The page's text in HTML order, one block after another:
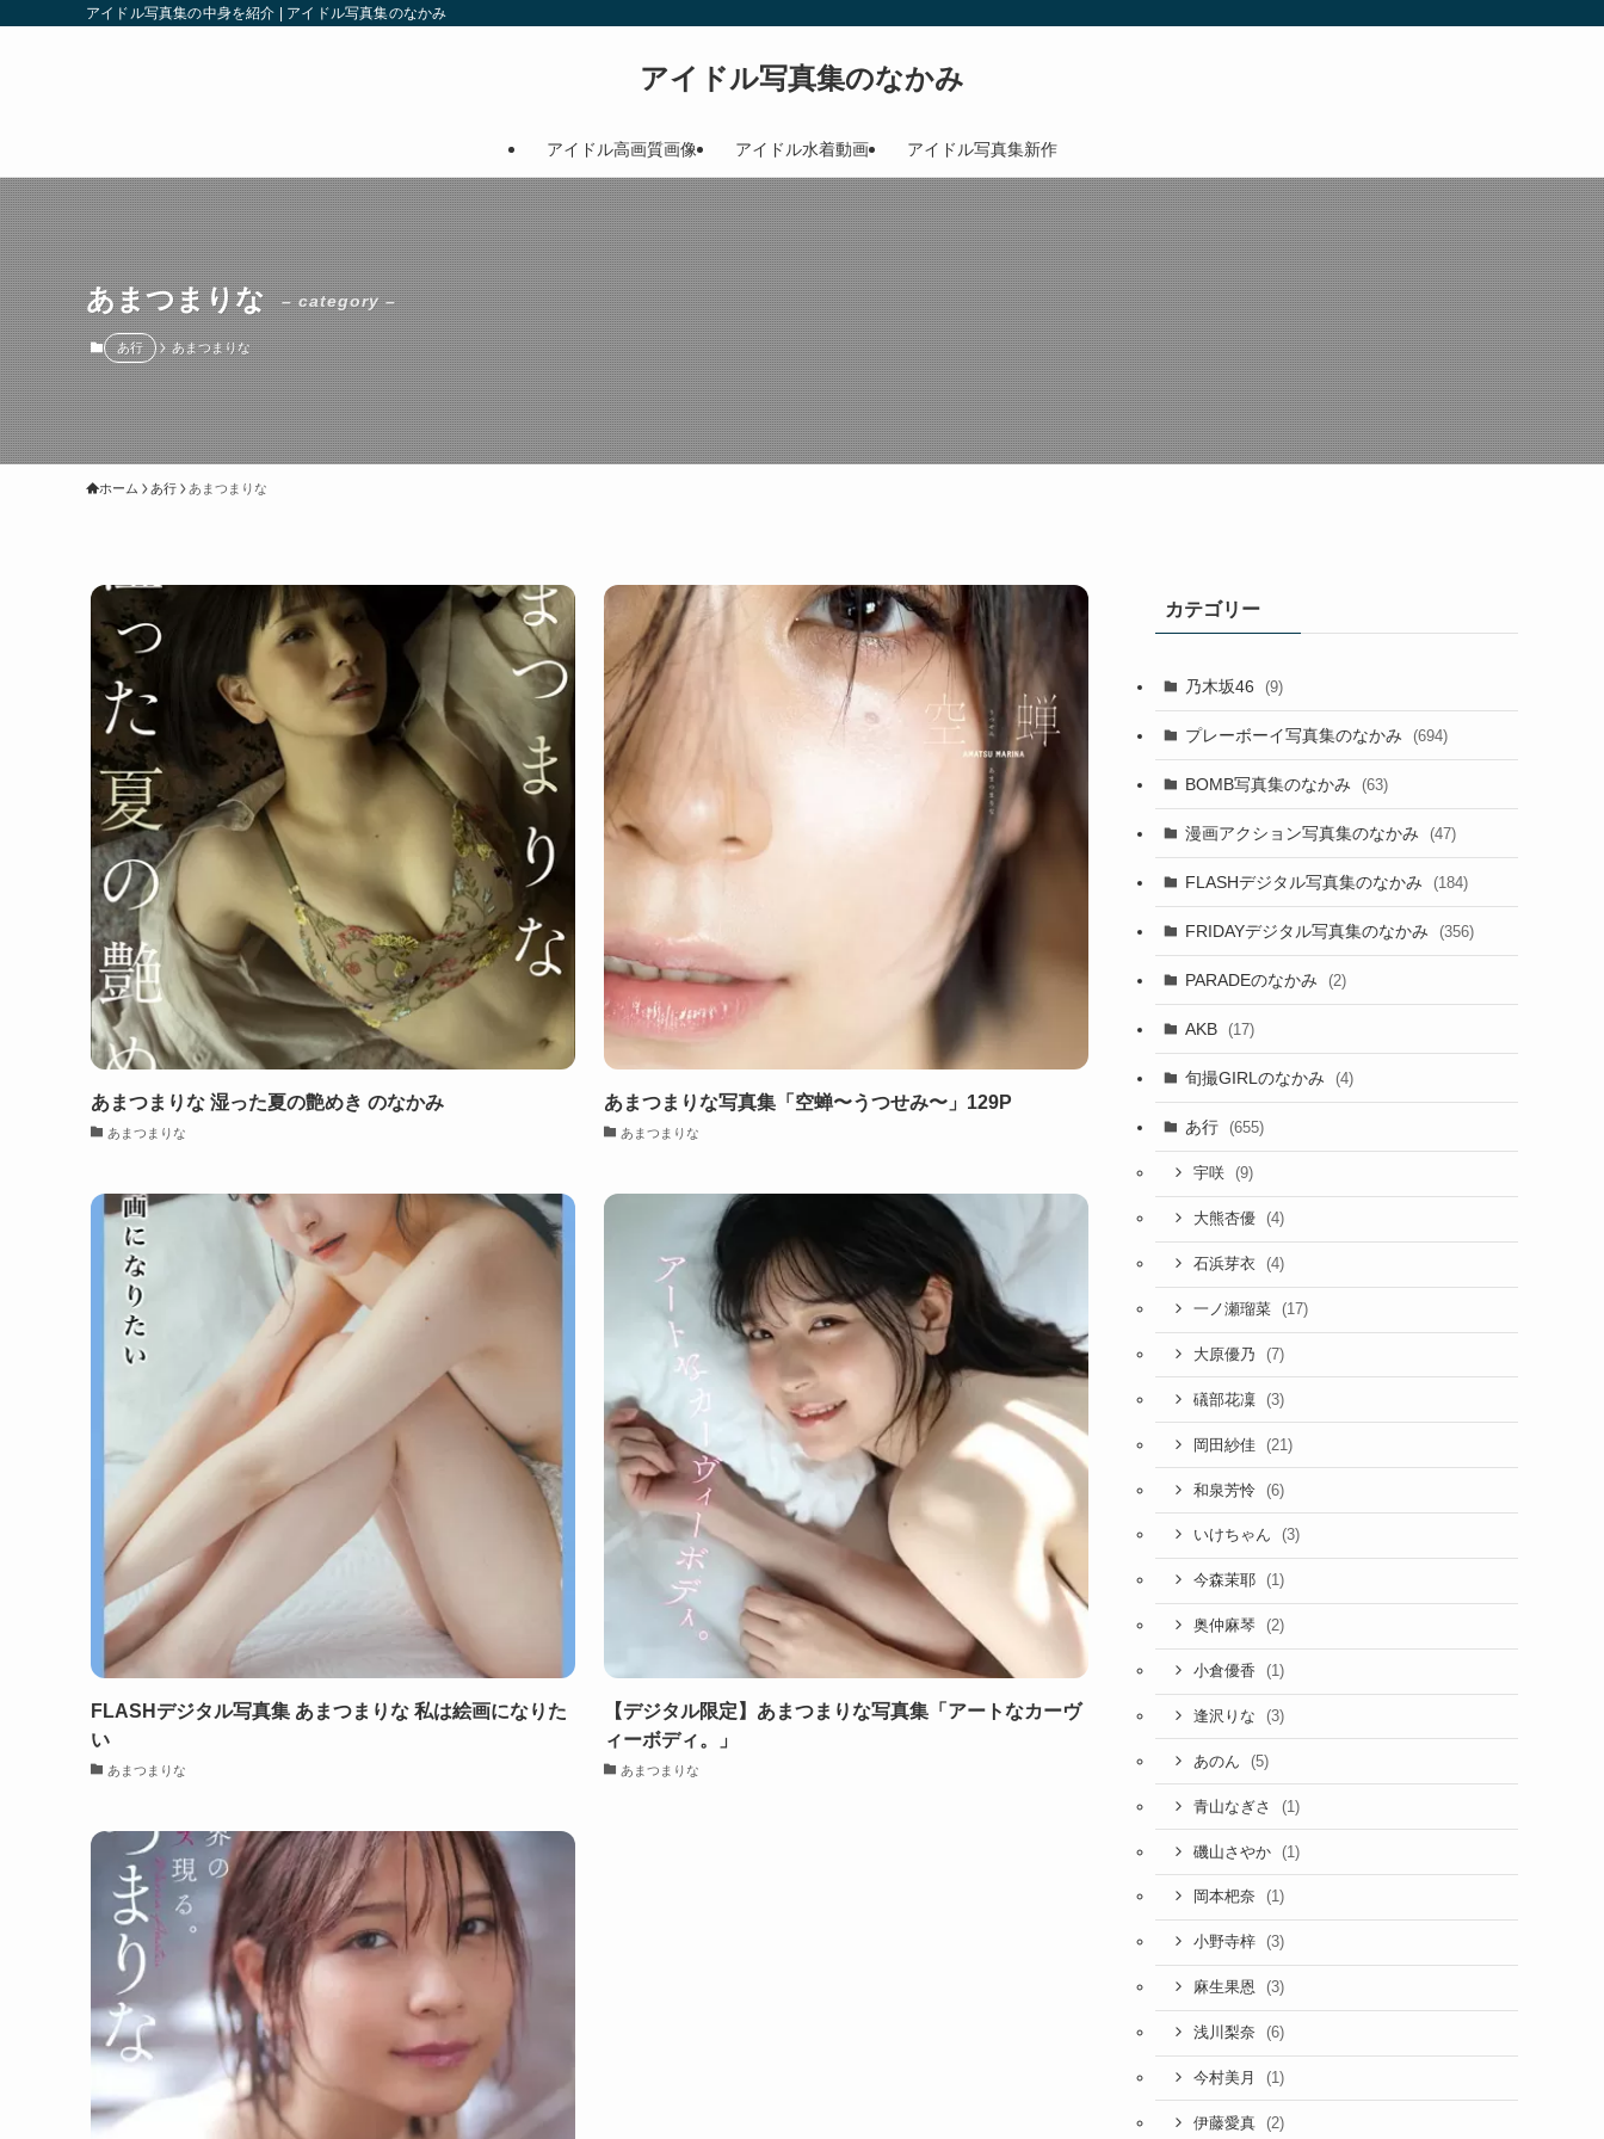
アイドル写真集の中身を紹介 | アイドル写真集のなかみ
アイドル写真集のなかみ
アイドル高画質画像 アイドル水着動画 アイドル写真集新作
あまつまりな – category –
あ行 あまつまりな
ホーム あ行 あまつまりな
あまつまりな 湿った夏の艶めき のなかみ
あまつまりな
あまつまりな写真集「空蝉〜うつせみ〜」129P
あまつまりな
FLASHデジタル写真集 あまつまりな 私は絵画になりた
い
あまつまりな
【デジタル限定】あまつまりな写真集「アートなカーヴ
ィーボディ。」
あまつまりな
カテゴリー
乃木坂46 (9)
プレーボーイ写真集のなかみ (694)
BOMB写真集のなかみ (63)
漫画アクション写真集のなかみ (47)
FLASHデジタル写真集のなかみ (184)
FRIDAYデジタル写真集のなかみ (356)
PARADEのなかみ (2)
AKB (17)
旬撮GIRLのなかみ (4)
あ行 (655)
宇咲 (9)
大熊杏優 (4)
石浜芽衣 (4)
一ノ瀬瑠菜 (17)
大原優乃 (7)
礒部花凜 (3)
岡田紗佳 (21)
和泉芳怜 (6)
いけちゃん (3)
今森茉耶 (1)
奥仲麻琴 (2)
小倉優香 (1)
逢沢りな (3)
あのん (5)
青山なぎさ (1)
磯山さやか (1)
岡本杷奈 (1)
小野寺梓 (3)
麻生果恩 (3)
浅川梨奈 (6)
今村美月 (1)
伊藤愛真 (2)